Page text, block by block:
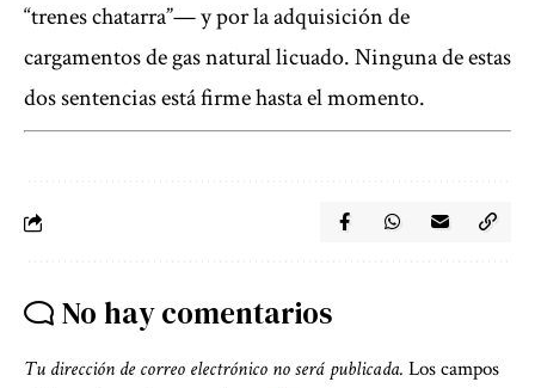
“trenes chatarra”— y por la adquisición de
cargamentos de gas natural licuado. Ninguna de estas
dos sentencias está firme hasta el momento.
No hay comentarios
Tu dirección de correo electrónico no será publicada. Los campos